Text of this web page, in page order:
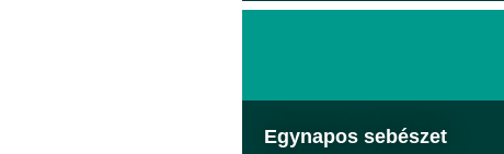
Egynapos sebészet